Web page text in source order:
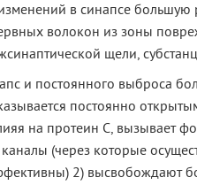
в синапсе большую
волокон из зоны
щели,
и постоянного выброса
постоянно
на протеин С, вызывает
(через которые
2) высвобождают